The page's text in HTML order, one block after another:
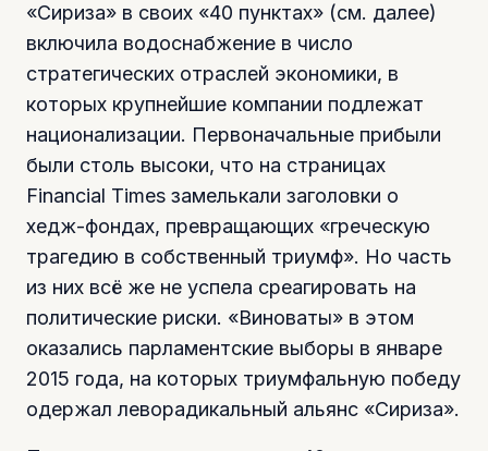
«Сириза» в своих «40 пунктах» (см. далее)
включила водоснабжение в число
стратегических отраслей экономики, в
которых крупнейшие компании подлежат
национализации. Первоначальные прибыли
были столь высоки, что на страницах
Financial Times замелькали заголовки о
хедж-фондах, превращающих «греческую
трагедию в собственный триумф». Но часть
из них всё же не успела среагировать на
политические риски. «Виноваты» в этом
оказались парламентские выборы в январе
2015 года, на которых триумфальную победу
одержал леворадикальный альянс «Сириза».